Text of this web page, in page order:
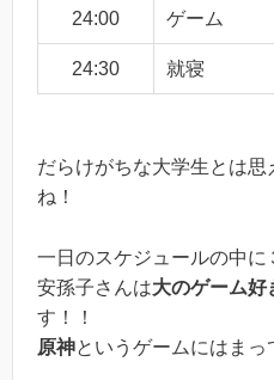
24:00 ゲーム
24:30 就寝
だらけがちな大学生とは思
ね！
一日のスケジュールの中
安孫子さんは大のゲーム好
す！！
原神というゲームにはまっ